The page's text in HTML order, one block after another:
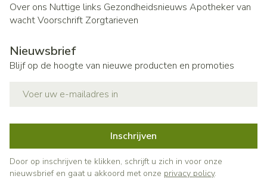
Over ons Nuttige links Gezondheidsnieuws Apotheker van
wachtVoorschrift Zorgtarieven
Nieuwsbrief
Blijf op de hoogte van nieuwe producten en promoties
Inschrijven
Door op inschrijven te klikken, schrijft u zich in voor onze
nieuwsbrief en gaat u akkoord met onze privacy policy.